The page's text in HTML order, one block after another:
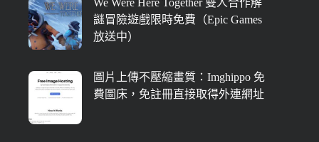
We Were Here Together 雙人合作解
謎冒險遊戲限時免費（Epic Games
放送中）
圖片上傳不壓縮畫質：Imghippo 免
費圖床，免註冊直接取得外連網址